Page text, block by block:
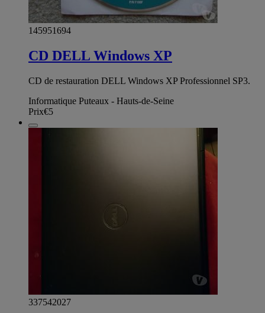
145951694
CD DELL Windows XP
CD de restauration DELL Windows XP Professionnel SP3.
Informatique Puteaux - Hauts-de-Seine
Prix€5
337542027